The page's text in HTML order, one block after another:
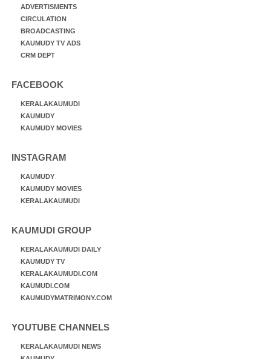
ADVERTISMENTS
CIRCULATION
BROADCASTING
KAUMUDY TV ADS
CRM DEPT
FACEBOOK
KERALAKAUMUDI
KAUMUDY
KAUMUDY MOVIES
INSTAGRAM
KAUMUDY
KAUMUDY MOVIES
KERALAKAUMUDI
KAUMUDI GROUP
KERALAKAUMUDI DAILY
KAUMUDY TV
KERALAKAUMUDI.COM
KAUMUDI.COM
KAUMUDYMATRIMONY.COM
YOUTUBE CHANNELS
KERALAKAUMUDI NEWS